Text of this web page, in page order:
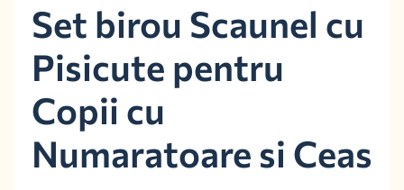
Set birou Scaunel cu
Pisicute pentru
Copii cu
Numaratoare si Ceas